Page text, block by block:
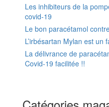
Les inhibiteurs de la
covid-19
Le bon paracétamol
L’irbésartan Mylan est un
La délivrance de
Covid-19 facilitée !!